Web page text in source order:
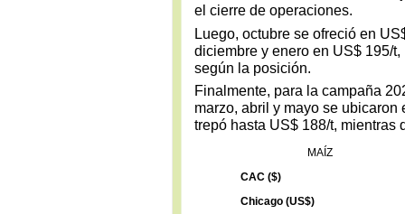
el cierre de operaciones.
Luego, octubre se ofreció en
diciembre y enero en US$ 195/
según la posición.
Finalmente, para la campaña
marzo, abril y mayo se
trepó hasta US$ 188/t, mientras
MAÍZ
CAC ($)
Chicago (US$)